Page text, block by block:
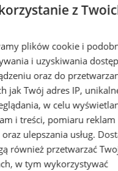
z
plików cookie i
i uzyskiwania
oraz do
jak Twój adres IP,
w celu
i treści, pomiaru reklam
ulepszania usług.
również przetwarzać
w tym wykorzystywać